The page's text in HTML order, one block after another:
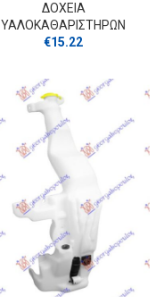
ΔΟΧΕΙΑ
ΥΑΛΟΚΑΘΑΡΙΣΤΗΡΩΝ
€15.22